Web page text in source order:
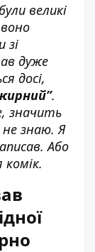
великі
зі
дуже
досі,
.
значить
знаю. Я
Або
комік.